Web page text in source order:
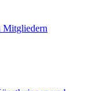
Mitgliedern